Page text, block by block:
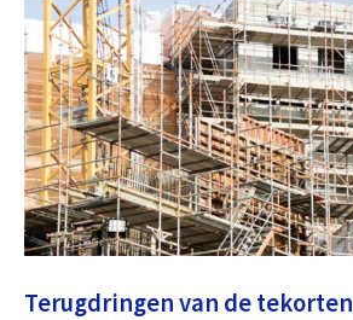
Terugdringen van de tekorten